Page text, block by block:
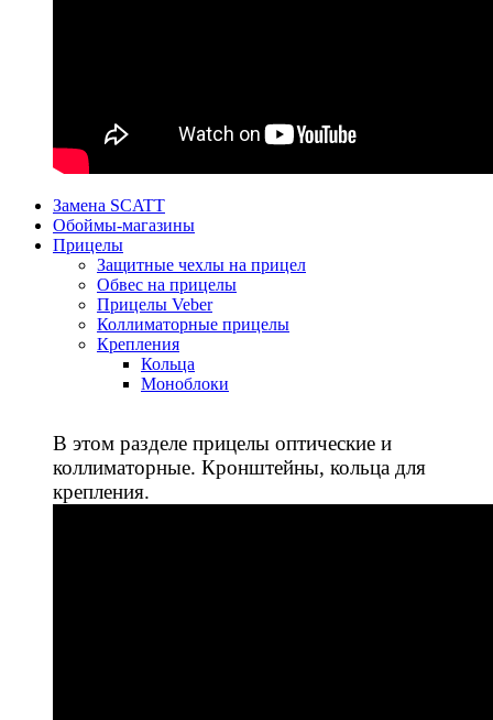
Замена SCATT
Обоймы-магазины
Прицелы
Защитные чехлы на прицел
Обвес на прицелы
Прицелы Veber
Коллиматорные прицелы
Крепления
Кольца
Моноблоки
В этом разделе прицелы оптические и
коллиматорные. Кронштейны, кольца для
крепления.